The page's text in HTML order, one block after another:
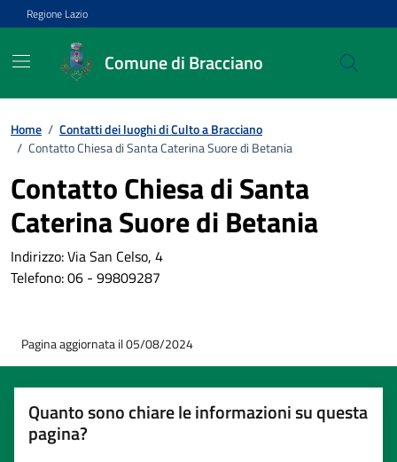
Vai ai contenuti
Vai al footer
Regione Lazio
Comune di Bracciano
Home / Contatti dei luoghi di Culto a Bracciano
/ Contatto Chiesa di Santa Caterina Suore di Betania
Contatto Chiesa di Santa
Caterina Suore di Betania
Indirizzo: Via San Celso, 4
Telefono: 06 - 99809287
Pagina aggiornata il 05/08/2024
Quanto sono chiare le informazioni su questa
pagina?